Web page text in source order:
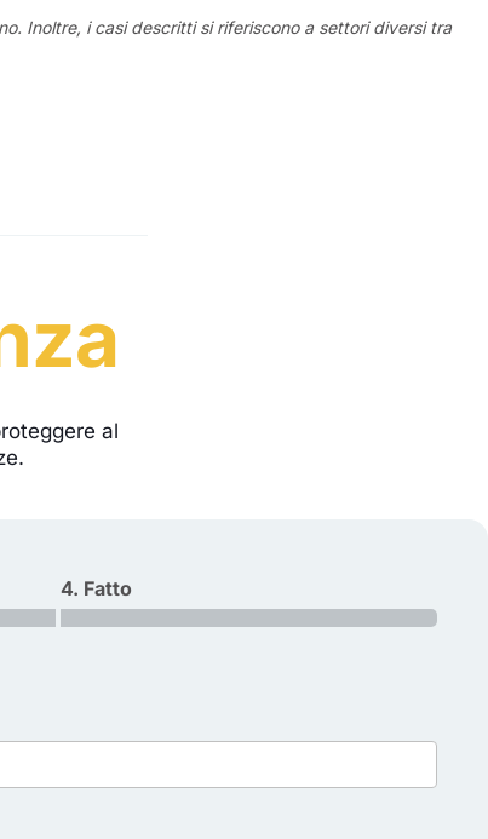
Inoltre, i casi descritti si riferiscono a settori diversi tra
al
4. Fatto